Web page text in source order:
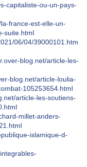
capitaliste-ou-un-pays-
france-est-elle-un-
suite.html
06/04/39000101.htm
blog.net/article-les-
blog.net/article-loulia-
105253654.html
article-les-soutiens-
millet-anders-
islamique-d-